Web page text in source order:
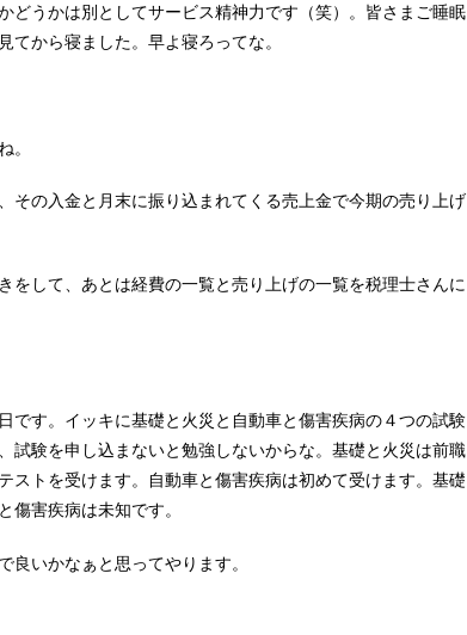
どうかは別としてサービス精神力です（笑）。皆さまご睡眠
から寝ました。早よ寝ろってな。
。
その入金と月末に振り込まれてくる売上金で今期の売り上げ
して、あとは経費の一覧と売り上げの一覧を税理士さんに
です。イッキに基礎と火災と自動車と傷害疾病の４つの試験
試験を申し込まないと勉強しないからな。基礎と火災は前職
ストを受けます。自動車と傷害疾病は初めて受けます。基礎
傷害疾病は未知です。
良いかなぁと思ってやります。